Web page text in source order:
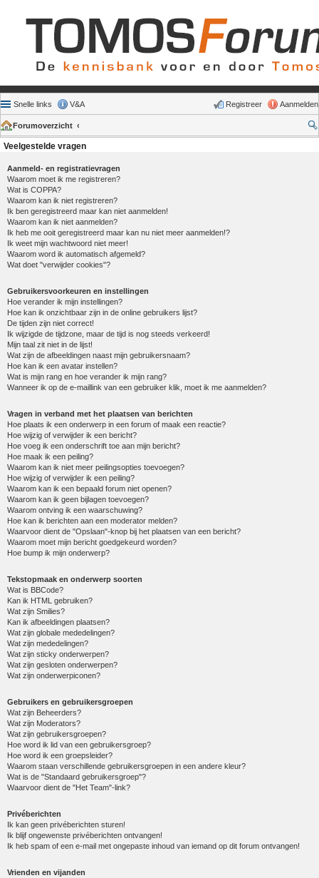
Snelle links V&A Aanmelden
Registreer
Forumoverzicht
Veelgestelde vragen
Aanmeld- en registratievragen
Waarom moet ik me registreren?
Wat is COPPA?
Waarom kan ik niet registreren?
Ik ben geregistreerd maar kan niet aanmelden!
Waarom kan ik niet aanmelden?
Ik heb me ooit geregistreerd maar kan nu niet meer aanmelden!?
Ik weet mijn wachtwoord niet meer!
Waarom word ik automatisch afgemeld?
Wat doet "verwijder cookies"?
Gebruikersvoorkeuren en instellingen
Hoe verander ik mijn instellingen?
Hoe kan ik onzichtbaar zijn in de online gebruikers lijst?
De tijden zijn niet correct!
Ik wijzigde de tijdzone, maar de tijd is nog steeds verkeerd!
Mijn taal zit niet in de lijst!
Wat zijn de afbeeldingen naast mijn gebruikersnaam?
Hoe kan ik een avatar instellen?
Wat is mijn rang en hoe verander ik mijn rang?
Wanneer ik op de e-maillink van een gebruiker klik, moet ik me aanmelden?
Vragen in verband met het plaatsen van berichten
Hoe plaats ik een onderwerp in een forum of maak een reactie?
Hoe wijzig of verwijder ik een bericht?
Hoe voeg ik een onderschrift toe aan mijn bericht?
Hoe maak ik een peiling?
Waarom kan ik niet meer peilingsopties toevoegen?
Hoe wijzig of verwijder ik een peiling?
Waarom kan ik een bepaald forum niet openen?
Waarom kan ik geen bijlagen toevoegen?
Waarom ontving ik een waarschuwing?
Hoe kan ik berichten aan een moderator melden?
Waarvoor dient de "Opslaan"-knop bij het plaatsen van een bericht?
Waarom moet mijn bericht goedgekeurd worden?
Hoe bump ik mijn onderwerp?
Tekstopmaak en onderwerp soorten
Wat is BBCode?
Kan ik HTML gebruiken?
Wat zijn Smilies?
Kan ik afbeeldingen plaatsen?
Wat zijn globale mededelingen?
Wat zijn mededelingen?
Wat zijn sticky onderwerpen?
Wat zijn gesloten onderwerpen?
Wat zijn onderwerpiconen?
Gebruikers en gebruikersgroepen
Wat zijn Beheerders?
Wat zijn Moderators?
Wat zijn gebruikersgroepen?
Hoe word ik lid van een gebruikersgroep?
Hoe word ik een groepsleider?
Waarom staan verschillende gebruikersgroepen in een andere kleur?
Wat is de "Standaard gebruikersgroep"?
Waarvoor dient de "Het Team"-link?
Privéberichten
Ik kan geen privéberichten sturen!
Ik blijf ongewenste privéberichten ontvangen!
Ik heb spam of een e-mail met ongepaste inhoud van iemand op dit forum ontvangen!
Vrienden en vijanden